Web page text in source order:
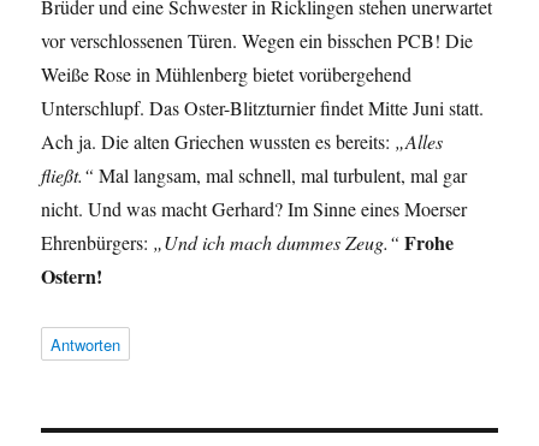
Brüder und eine Schwester in Ricklingen stehen unerwartet
vor verschlossenen Türen. Wegen ein bisschen PCB! Die
Weiße Rose in Mühlenberg bietet vorübergehend
Unterschlupf. Das Oster-Blitzturnier findet Mitte Juni statt.
Ach ja. Die alten Griechen wussten es bereits: „Alles
fließt.“ Mal langsam, mal schnell, mal turbulent, mal gar
nicht. Und was macht Gerhard? Im Sinne eines Moerser
Ehrenbürgers: „Und ich mach dummes Zeug.“ Frohe
Ostern!
Antworten